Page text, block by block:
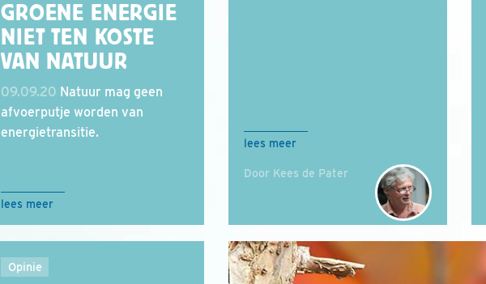
GROENE ENERGIE
NIET TEN KOSTE
VAN NATUUR
09.09.20 Natuur mag geen
afvoerputje worden van
energietransitie.
lees meer
lees meer
Door Kees de Pater
Opinie